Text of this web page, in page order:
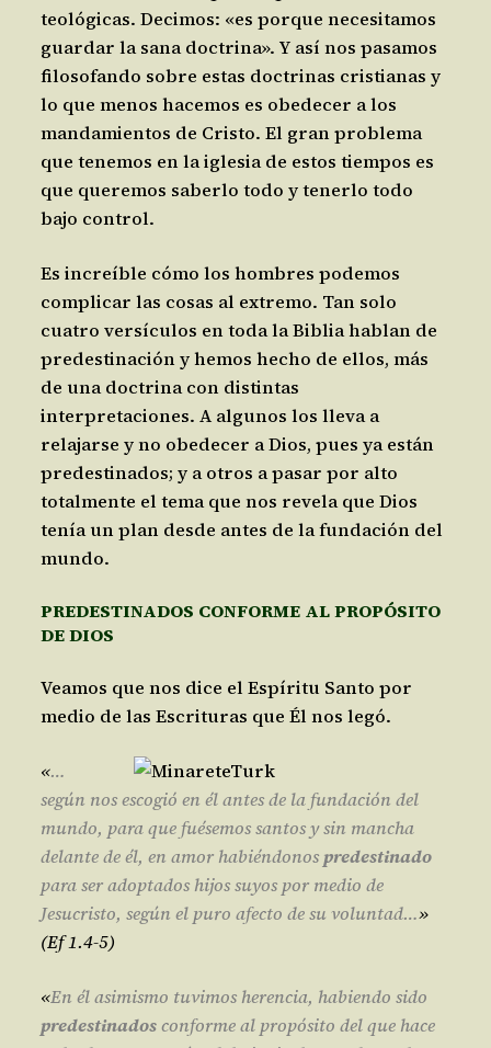
teológicas. Decimos: «es porque necesitamos
guardar la sana doctrina». Y así nos pasamos
filosofando sobre estas doctrinas cristianas y
lo que menos hacemos es obedecer a los
mandamientos de Cristo. El gran problema
que tenemos en la iglesia de estos tiempos es
que queremos saberlo todo y tenerlo todo
bajo control.
Es increíble cómo los hombres podemos
complicar las cosas al extremo. Tan solo
cuatro versículos en toda la Biblia hablan de
predestinación y hemos hecho de ellos, más
de una doctrina con distintas
interpretaciones. A algunos los lleva a
relajarse y no obedecer a Dios, pues ya están
predestinados; y a otros a pasar por alto
totalmente el tema que nos revela que Dios
tenía un plan desde antes de la fundación del
mundo.
PREDESTINADOS CONFORME AL PROPÓSITO
DE DIOS
Veamos que nos dice el Espíritu Santo por
medio de las Escrituras que Él nos legó.
«…
según nos escogió en él antes de la fundación del
mundo, para que fuésemos santos y sin mancha
delante de él, en amor habiéndonos predestinado
para ser adoptados hijos suyos por medio de
Jesucristo, según el puro afecto de su voluntad…»
(Ef 1.4-5)
«En él asimismo tuvimos herencia, habiendo sido
predestinadosconforme al propósito del que hace